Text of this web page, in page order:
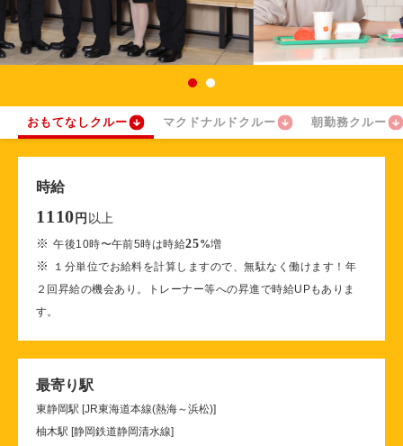
おもてなしクルー マクドナルドクルー 朝勤務クルー
時給
1110 円 以上
※午後10時〜午前5時は時給25%増
※
１分単位でお給料を計算しますので、無駄なく働けます！年
２回昇給の機会あり。トレーナー等への昇進で時給UPもありま
す。
最寄り駅
東静岡駅 [JR東海道本線(熱海～浜松)]
柚木駅 [静岡鉄道静岡清水線]